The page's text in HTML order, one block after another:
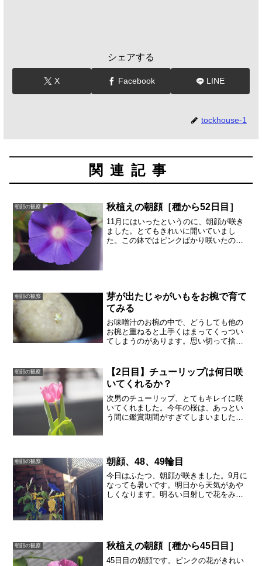
シェアする
X Facebook LINE
tockhouse-1
関連記事
朝顔の観察 秋植えの朝顔［種から52日目］
11月にはいったというのに、朝顔が咲き
ました。とてもきれいに開いていまし
た。この鉢ではピンクばかり咲いたので
朝顔の観察
芽が出たじゃがいもをお椀で育て
てみる
お味噌汁のお椀の中で、どうしても他の
お椀と重ねると上手くはまってくっつい
てしまうのがあります。思い切って捨て
た。そして、なんとなく家にあったじゃ
がいもを入れてみることに。...
朝顔の観察
【2日目】チューリップは何日咲
いてくれるか？
次男のチューリップ、とてもキレイに咲
いてくれました。今年の桜は、あっとい
う間に鑑賞期間がすぎてしまいました。
朝顔の観察 朝顔、48、49輪目
今日はふたつ、朝顔が咲きました。9月に
なっても暑いです。明日から天気があや
しくなります。明るい日射しで花をみる
朝顔の観察 秋植えの朝顔［種から45日目］
45日目の朝顔です。ピンクの花がきれい